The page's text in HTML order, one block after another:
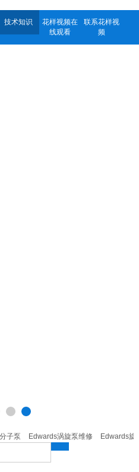
技术知识
花样视频在
线观看
联系花样视
频
泵 Edwards涡旋泵维修 Edwards旋片